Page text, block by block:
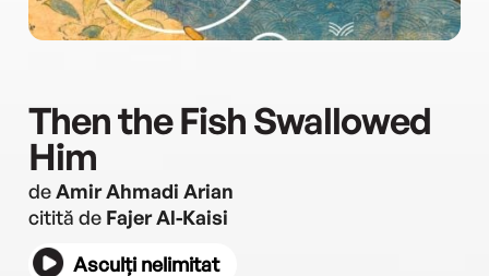
Then the Fish Swallowed
Him
deAmir Ahmadi Arian
citită de Fajer Al-Kaisi
Asculți nelimitat